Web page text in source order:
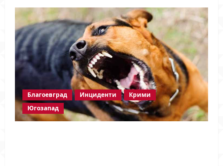
Благоевград Инциденти
Крими
Югозапад